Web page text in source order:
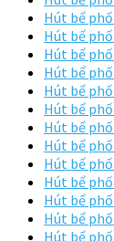
Hút bể
Hút bể
Hút bể
Hút bể
Hút bể
Hút bể
Hút bể
Hút bể
Hút bể
Hút bể
Hút bể
Hút bể
Hút bể